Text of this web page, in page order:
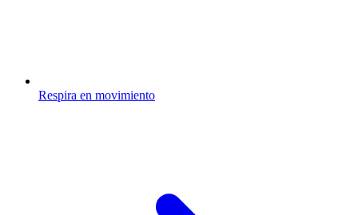
Respira en movimiento